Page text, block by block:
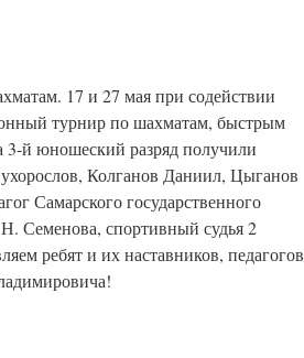
17 и 27 мая при содействии
турнир по шахматам, быстрым
й юношеский разряд получили
Колганов Даниил, Цыганов
Самарского государственного
Семенова, спортивный судья 2
ребят и их наставников, педагогов